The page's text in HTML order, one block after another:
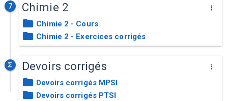
7 Chimie 2
Chimie 2 - Cours
Chimie 2 - Exercices corrigés
Devoirs corrigés
Devoirs corrigés MPSI
Devoirs corrigés PTSI